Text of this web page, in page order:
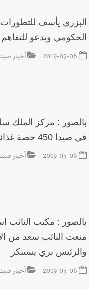
البزري يأسف
الحكومي ويدعو
2019-05-06 أخبار
بالصور : مركز الملك
في صيدا 450 حصة غذائية على عائلات محتاجة في المدينة
2019-05-06 أخبار
بالصور : مكتب النائب
منعت النائب سعد من
والرئيس بري يستنكر
2019-05-06 أخبار